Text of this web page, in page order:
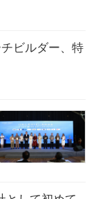
ビルダー、特